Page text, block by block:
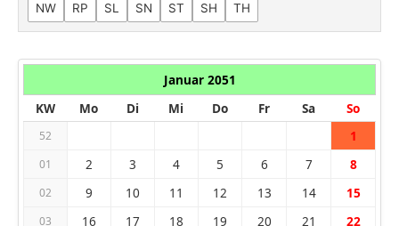
NW
RP SL SN ST SH TH
Januar 2051
KW
Mo Di Mi Do Fr Sa So
52 1
01 2 3 4 5 6 7 8
02 9 10 11 12 13 14 15
03 16 17 18 19 20 21 22